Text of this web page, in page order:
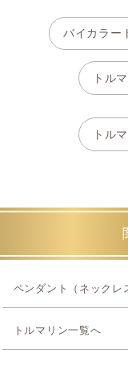
バイカラー
トル
トル
ペンダント（ネックレ
トルマリン一覧へ